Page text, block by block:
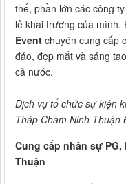
thế, phần lớn các công
lễ khai trương của mình.
Event chuyên cung cấp
đáo, đẹp mắt và sáng
cả nước.
Dịch vụ tổ chức sự kiện
Tháp Chàm Ninh Thuận
Cung cấp nhân sự
Thuận